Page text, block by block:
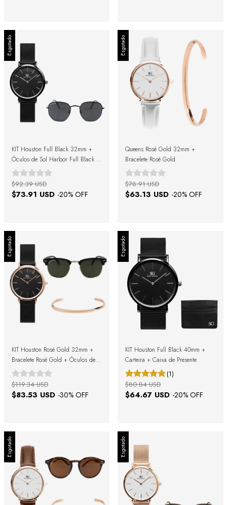
Esgotado
KIT Houston Full Black 32mm +
Óculos de Sol Harbor Full Black +
Caixa de Presente
$73.91 USD -20% OFF
$92.39 USD
Esgotado
Queens Rosé Gold 32mm +
Bracelete Rosé Gold
$63.13 USD -20% OFF
$78.91 USD
Esgotado
KIT Houston Rosé Gold 32mm +
Bracelete Rosé Gold + Óculos de
Sol Soho Green Black + Caixa de
Presente
$83.53 USD -30% OFF
$119.34 USD
Esgotado
KIT Houston Full Black 40mm +
Carteira + Caixa de Presente
(1)
$64.67 USD -20% OFF
$80.84 USD
Esgotado Esgotado